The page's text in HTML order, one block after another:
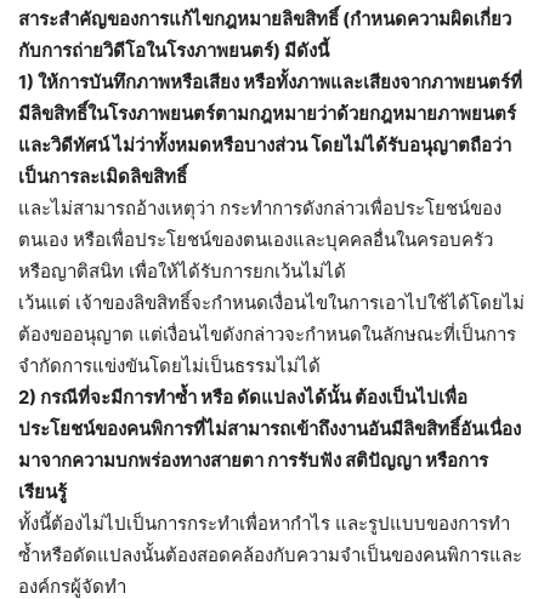
สาระสำคัญของการแก้ไขกฎหมายลิขสิทธิ์ (กำหนดความผิดเกี่ยว
กับการถ่ายวิดีโอในโรงภาพยนตร์) มีดังนี้
1) ให้การบันทึกภาพหรือเสียง หรือทั้งภาพและเสียงจากภาพยนตร์ที่
มีลิขสิทธิ์ในโรงภาพยนตร์ตามกฎหมายว่าด้วยกฎหมายภาพยนตร์
และวิดีทัศน์ ไม่ว่าทั้งหมดหรือบางส่วน โดยไม่ได้รับอนุญาตถือว่า
เป็นการละเมิดลิขสิทธิ์
และไม่สามารถอ้างเหตุว่า กระทำการดังกล่าวเพื่อประโยชน์ของ
ตนเอง หรือเพื่อประโยชน์ของตนเองและบุคคลอื่นในครอบครัว
หรือญาติสนิท เพื่อให้ได้รับการยกเว้นไม่ได้
เว้นแต่ เจ้าของลิขสิทธิ์จะกำหนดเงื่อนไขในการเอาไปใช้ได้โดยไม่
ต้องขออนุญาต แต่เงื่อนไขดังกล่าวจะกำหนดในลักษณะที่เป็นการ
จำกัดการแข่งขันโดยไม่เป็นธรรมไม่ได้
2) กรณีที่จะมีการทำซ้ำ หรือ ดัดแปลงได้นั้น ต้องเป็นไปเพื่อ
ประโยชน์ของคนพิการที่ไม่สามารถเข้าถึงงานอันมีลิขสิทธิ์อันเนื่อง
มาจากความบกพร่องทางสายตา การรับฟัง สติปัญญา หรือการ
เรียนรู้
ทั้งนี้ต้องไม่ไปเป็นการกระทำเพื่อหากำไร และรูปแบบของการทำ
ซ้ำหรือดัดแปลงนั้นต้องสอดคล้องกับความจำเป็นของคนพิการและ
องค์กรผู้จัดทำ